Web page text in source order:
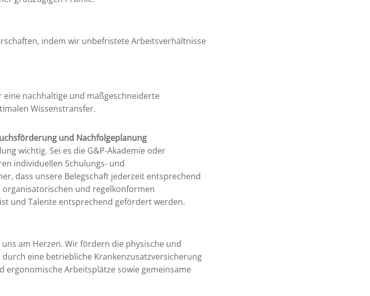
indem wir unbefristete Arbeitsverhältnisse
nachhaltige und maßgeschneiderte
Wissenstransfer.
und Nachfolgeplanung
wichtig. Sei es die G&P-Akademie oder
individuellen Schulungs- und
dass unsere Belegschaft jederzeit entsprechend
und regelkonformen
und Talente entsprechend gefördert werden.
am Herzen. Wir fördern die physische und
eine betriebliche Krankenzusatzversicherung
ergonomische Arbeitsplätze sowie gemeinsame